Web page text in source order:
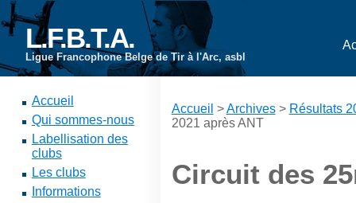
L.F.B.T.A.
Ligue Francophone Belge de Tir à l'Arc, asbl
Accueil
Qui sommes-nous
Labellisation des
clubs
Les clubs
Informations
Accueil >Archives> Résultats
2021 après ANT
Circuit des